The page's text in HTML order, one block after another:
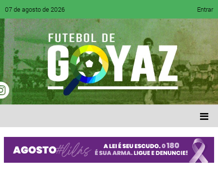
07 de agosto de 2026 Entrar